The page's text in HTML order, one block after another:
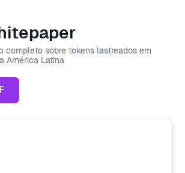
completo sobre tokens lastreados em
América Latina